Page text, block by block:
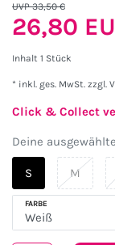
UVP 33,50 €
26,80
Inhalt 1 Stück
* inkl. ges. MwSt. zzgl.
Click & Collect
Deine
S M
FARBE